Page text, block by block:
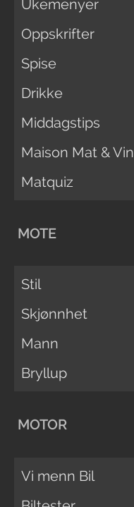
Ukemenyer
Oppskrifter
Spise
Drikke
Middagstips
Maison Mat & Vin
Matquiz
MOTE
Stil
Skjønnhet
Mann
Bryllup
MOTOR
Vi menn Bil